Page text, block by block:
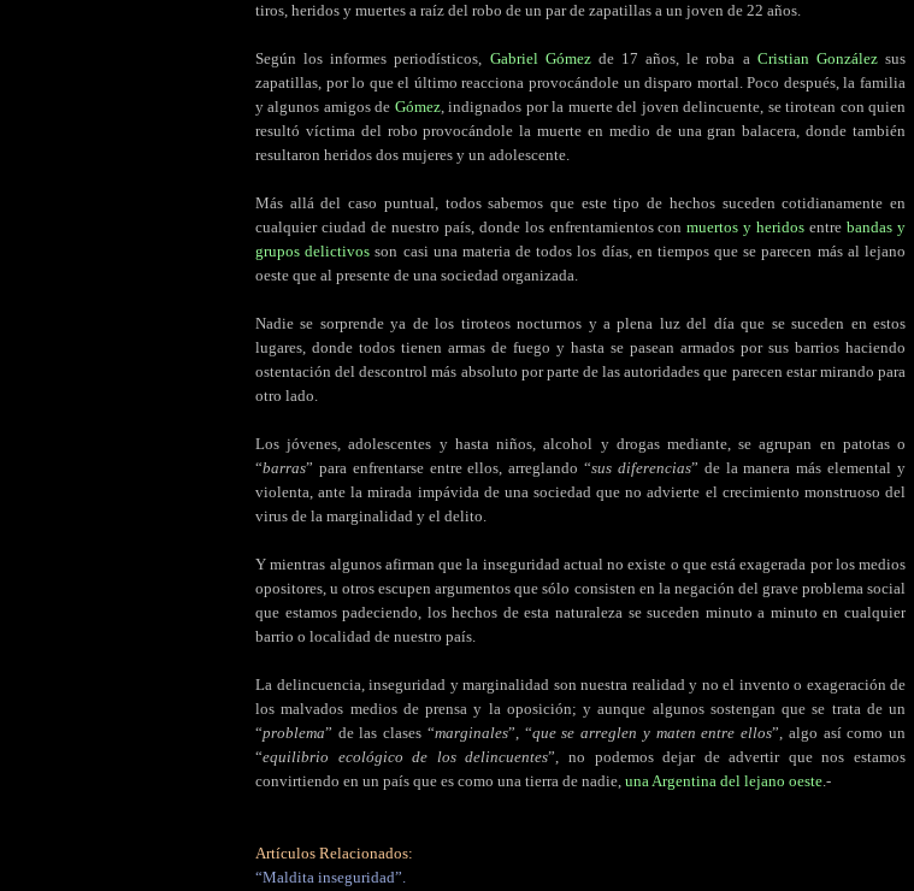
tiros, heridos y muertes a raíz del robo de un par de zapatillas a un joven de 22 años.
Según los informes periodísticos, Gabriel Gómezde 17 años, le roba a Cristian Gonzálezsus
zapatillas, por lo que el último reacciona provocándole un disparo mortal. Poco después, la familia
y algunos amigos de Gómez, indignados por la muerte del joven delincuente, se tirotean con quien
resultó víctima del robo provocándole la muerte en medio de una gran balacera, donde también
resultaron heridos dos mujeres y un adolescente.
Más allá del caso puntual, todos sabemos que este tipo de hechos suceden cotidianamente en
cualquier ciudad de nuestro país, donde los enfrentamientos conmuertos y heridos entrebandas y
grupos delictivos son casi una materia de todos los días, en tiempos que se parecen más al lejano
oeste que al presente de una sociedad organizada.
Nadie se sorprende ya de los tiroteos nocturnos y a plena luz del día que se suceden en estos
lugares, donde todos tienen armas de fuego y hasta se pasean armados por sus barrios haciendo
ostentación del descontrol más absoluto por parte de las autoridades que parecen estar mirando para
otro lado.
Los jóvenes, adolescentes y hasta niños, alcohol y drogas mediante, se agrupan en patotas o
“barras” para enfrentarse entre ellos, arreglando “sus diferencias” de la manera más elemental y
violenta, ante la mirada impávida de una sociedad que no advierte el crecimiento monstruoso del
virus de la marginalidad y el delito.
Y mientras algunos afirman que la inseguridad actual no existe o que está exagerada por los medios
opositores, u otros escupen argumentos que sólo consisten en la negación del grave problema social
que estamos padeciendo, los hechos de esta naturaleza se suceden minuto a minuto en cualquier
barrio o localidad de nuestro país.
La delincuencia, inseguridad y marginalidad son nuestra realidad y no el invento o exageración de
los malvados medios de prensa y la oposición; y aunque algunos sostengan que se trata de un
“problema” de las clases “marginales”, “que se arreglen y maten entre ellos”, algo así como un
“equilibrio ecológico de los delincuentes”, no podemos dejar de advertir que nos estamos
convirtiendo en un país que es como una tierra de nadie, una Argentina del lejano oeste.-
Artículos Relacionados:
“Maldita inseguridad”.